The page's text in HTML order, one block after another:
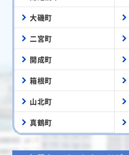
大磯町
二宮町
開成町
箱根町
山北町
真鶴町